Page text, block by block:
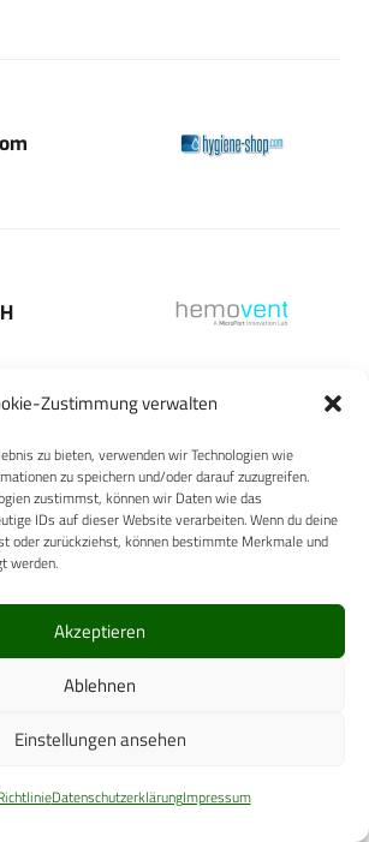
Zustimmung verwalten
zu bieten, verwenden wir Technologien wie
zu speichern und/oder darauf zuzugreifen.
zustimmst, können wir Daten wie das
IDs auf dieser Website verarbeiten. Wenn du deine
oder zurückziehst, können bestimmte Merkmale und
werden.
Akzeptieren
Ablehnen
Einstellungen ansehen
DatenschutzerklärungImpressum
GmbH
Trading